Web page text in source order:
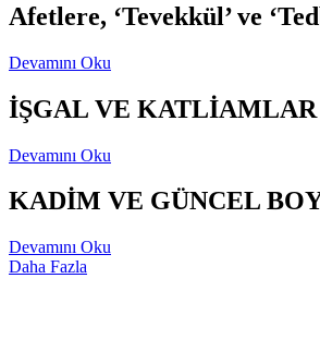
Afetlere, ‘Tevekkül’ ve
Devamını Oku
İŞGAL VE
Devamını Oku
KADİM VE GÜNCEL
Devamını Oku
Daha Fazla